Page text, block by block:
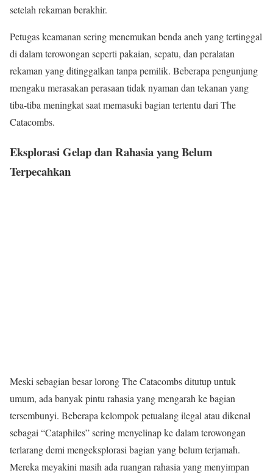
setelah rekaman berakhir.
Petugas keamanan sering menemukan benda aneh yang tertinggal
di dalam terowongan seperti pakaian, sepatu, dan peralatan
rekaman yang ditinggalkan tanpa pemilik. Beberapa pengunjung
mengaku merasakan perasaan tidak nyaman dan tekanan yang
tiba-tiba meningkat saat memasuki bagian tertentu dari The
Catacombs.
Eksplorasi Gelap dan Rahasia yang Belum
Terpecahkan
Meski sebagian besar lorong The Catacombs ditutup untuk
umum, ada banyak pintu rahasia yang mengarah ke bagian
tersembunyi. Beberapa kelompok petualang ilegal atau dikenal
sebagai “Cataphiles” sering menyelinap ke dalam terowongan
terlarang demi mengeksplorasi bagian yang belum terjamah.
Mereka meyakini masih ada ruangan rahasia yang menyimpan